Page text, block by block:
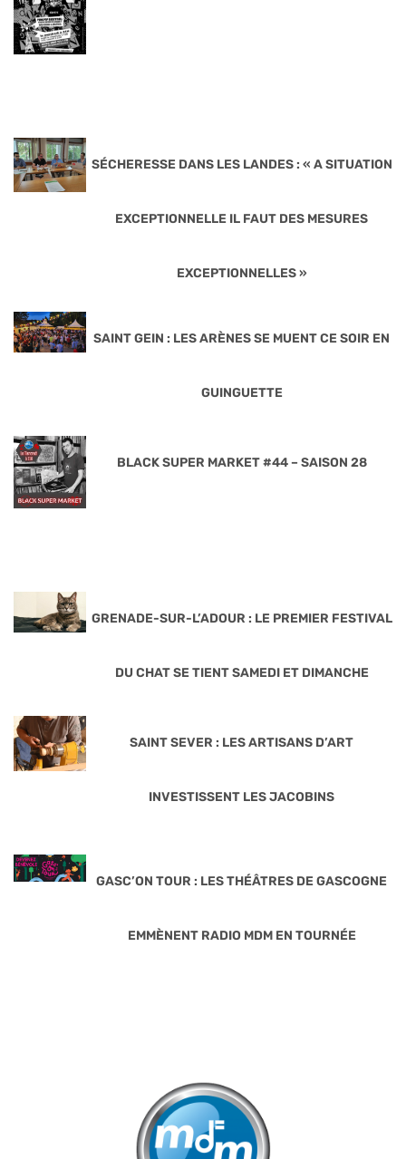
SÉCHERESSE DANS LES LANDES : « A SITUATION
EXCEPTIONNELLE IL FAUT DES MESURES
EXCEPTIONNELLES »
SAINT GEIN : LES ARÈNES SE MUENT CE SOIR EN
GUINGUETTE
BLACK SUPER MARKET #44 – SAISON 28
GRENADE-SUR-L’ADOUR : LE PREMIER FESTIVAL
DU CHAT SE TIENT SAMEDI ET DIMANCHE
SAINT SEVER : LES ARTISANS D’ART
INVESTISSENT LES JACOBINS
GASC’ON TOUR : LES THÉÂTRES DE GASCOGNE
EMMÈNENT RADIO MDM EN TOURNÉE